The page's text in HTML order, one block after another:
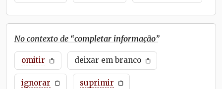
No contexto de “completar informação”
omitir deixar em branco
ignorar suprimir